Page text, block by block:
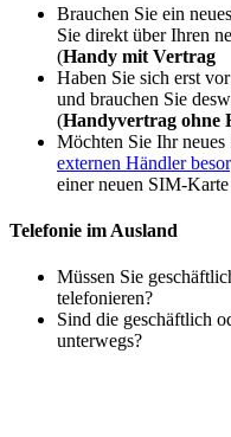
Brauchen Sie ein
Sie direkt über Ihren
(Handy mit Vertrag
Haben Sie sich erst
und brauchen Sie
(Handyvertrag ohne
Möchten Sie Ihr neues
externen Händler
einer neuen SIM-
Telefonie im Ausland
Müssen Sie
telefonieren?
Sind die geschäftlich
unterwegs?